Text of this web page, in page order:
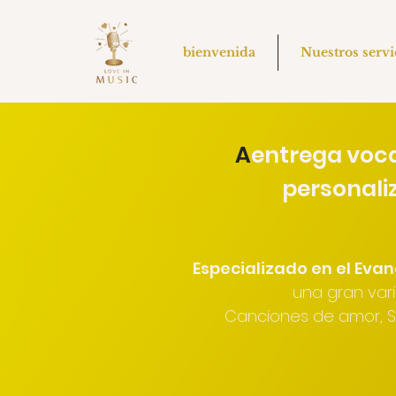
bienvenida Nuestros
Aentrega
Especializado en el
una gran
Canciones de amor,